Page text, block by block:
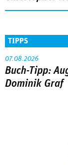
TIPPS
07.08.2026
Buch-Tipp:
Dominik Graf